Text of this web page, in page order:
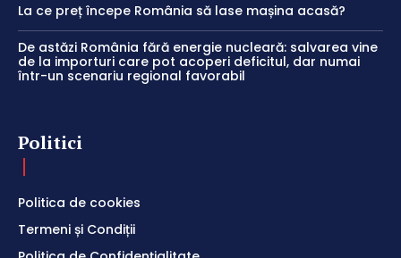
La ce preț începe România să lase mașina acasă?
De astăzi România fără energie nucleară: salvarea vine
de la importuri care pot acoperi deficitul, dar numai
într-un scenariu regional favorabil
Politici
Politica de cookies
Termeni și Condiții